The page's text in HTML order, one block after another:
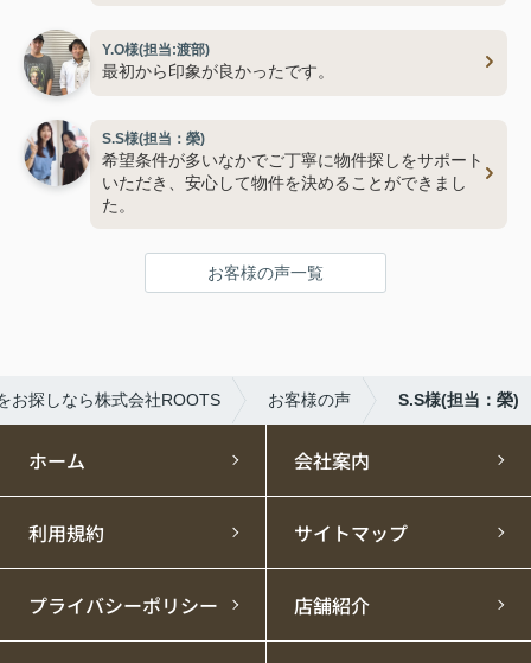
Y.O様(担当:渡部)
最初から印象が良かったです。
S.S様(担当：榮)
希望条件が多いなかでご丁寧に物件探しをサポート
いただき、安心して物件を決めることができまし
た。
お客様の声一覧
お探しなら株式会社ROOTS お客様の声 S.S様(担当：榮)
ホーム 会社案内
利用規約 サイトマップ
プライバシーポリシー 店舗紹介